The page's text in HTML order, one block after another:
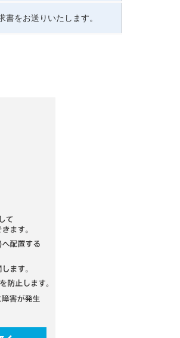
をお送りいたします。